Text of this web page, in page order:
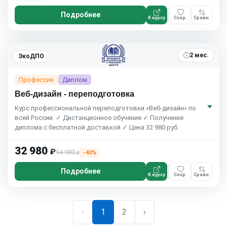
Подробнее К курсу Сохр. Сравн.
ЭкоДПО 2 мес.
Профессия Диплом
Веб-дизайн - переподготовка
Курс профессиональной переподготовки «Веб-дизайн» по
всей России. ✓ Дистанционное обучение ✓ Получение
диплома с бесплатной доставкой ✓ Цена 32 980 руб.
32 980 ₽54 980₽ −40%
Подробнее К курсу Сохр. Сравн.
‹ 1 2 ›